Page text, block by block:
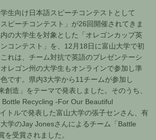
生向け日本語スピーチコンテストとして
スピーチコンテスト」が26回開催されてきま
の大学生を対象とした「オレゴンカップ英
コンテスト」を、12月18日に富山大学で初
れは、チーム対抗で英語のプレゼンテーシ
レゴン州の大学生もオンラインで参加し準
です。県内3大学から11チームが参加し
創造」をテーマで発表しました。そのうち、
Bottle Recycling -For Our Beautiful
トルで発表した富山大学の張子センさん、有
学のJay Jonesさんによるチーム「Battle
を受賞されました。